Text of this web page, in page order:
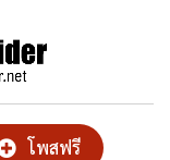
โพสฟรี